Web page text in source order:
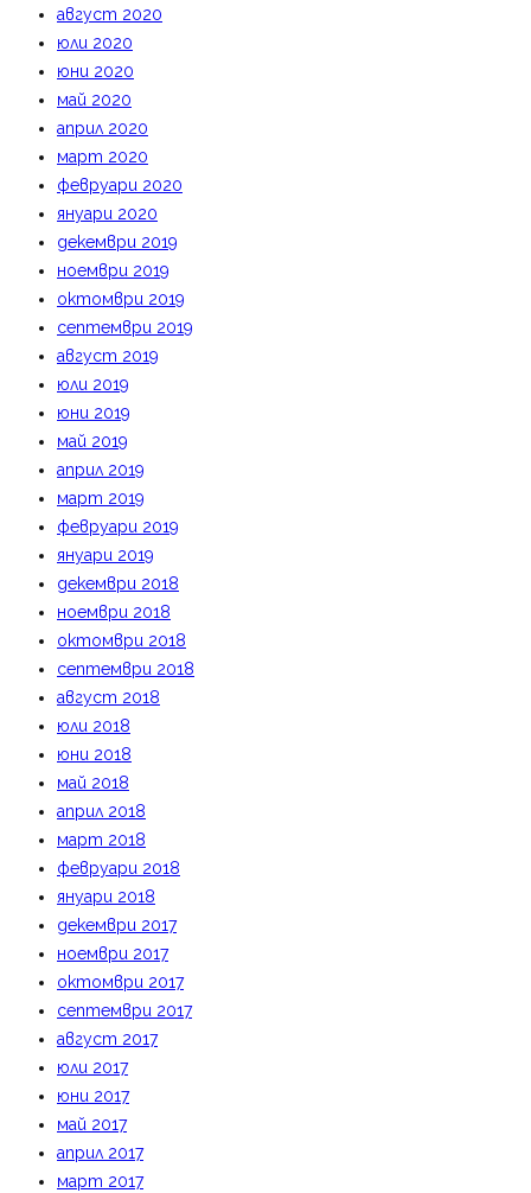
август 2020
юли 2020
юни 2020
май 2020
април 2020
март 2020
февруари 2020
януари 2020
декември 2019
ноември 2019
октомври 2019
септември 2019
август 2019
юли 2019
юни 2019
май 2019
април 2019
март 2019
февруари 2019
януари 2019
декември 2018
ноември 2018
октомври 2018
септември 2018
август 2018
юли 2018
юни 2018
май 2018
април 2018
март 2018
февруари 2018
януари 2018
декември 2017
ноември 2017
октомври 2017
септември 2017
август 2017
юли 2017
юни 2017
май 2017
април 2017
март 2017